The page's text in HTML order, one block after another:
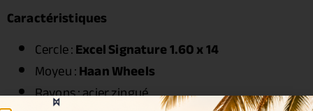
Caractéristiques
Cercle :Excel Signature 1.60 x 14
Moyeu :Haan Wheels
Rayons : acier zingué